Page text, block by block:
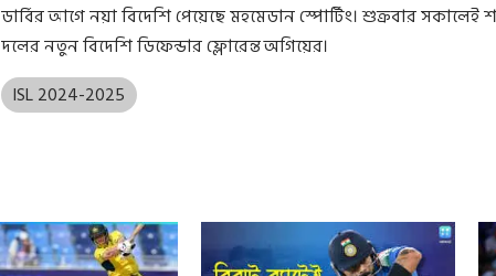
ডার্বির আগে নয়া বিদেশি পেয়েছে মহমেডান স্পোর্টিং। শুক্রবার সকালেই
দলের নতুন বিদেশি ডিফেন্ডার ফ্লোরেন্ত অগিয়ের।
ISL 2024-2025